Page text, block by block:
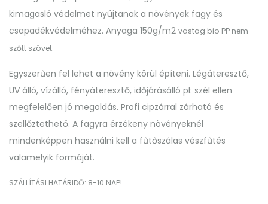
kimagasló védelmet nyújtanak a növények fagy és
csapadékvédelméhez. Anyaga 150g/m2 vastag bio PP nem
szőtt szövet.
Egyszerűen fel lehet a növény körül építeni. Légáteresztő,
UV álló, vízálló, fényáteresztő, időjárásálló pl: szél ellen
megfelelően jó megoldás. Profi cipzárral zárható és
szellőztethető. A fagyra érzékeny növényeknél
mindenképpen használni kell a fűtőszálas vészfűtés
valamelyik formáját.
SZÁLLÍTÁSI HATÁRIDŐ: 8-10 NAP!